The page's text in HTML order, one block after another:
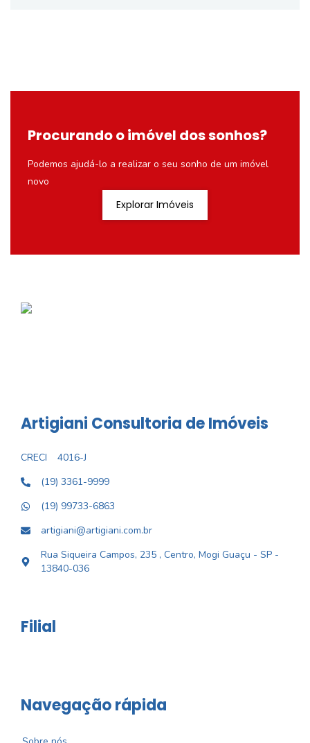
Procurando o imóvel dos sonhos?
Podemos ajudá-lo a realizar o seu sonho de um imóvel
novo
Explorar Imóveis
Artigiani Consultoria de Imóveis
CRECI
4016-J
(19) 3361-9999
(19) 99733-6863
artigiani@artigiani.com.br
Rua Siqueira Campos, 235 , Centro, Mogi Guaçu - SP -
13840-036
Filial
Navegação rápida